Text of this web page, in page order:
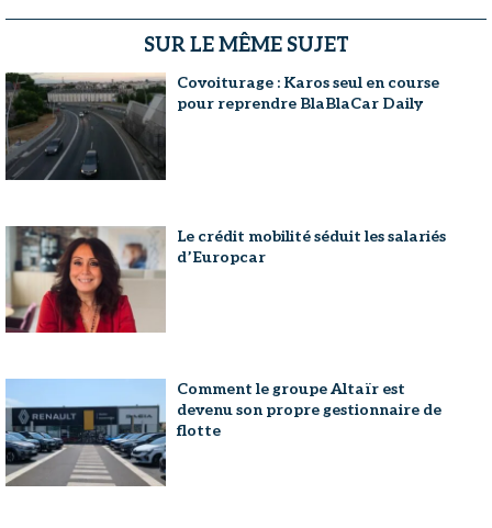
SUR LE MÊME SUJET
Covoiturage : Karos seul en course
pour reprendre BlaBlaCar Daily
Le crédit mobilité séduit les salariés
d’Europcar
Comment le groupe Altaïr est
devenu son propre gestionnaire de
flotte